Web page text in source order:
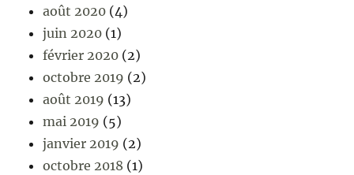
août 2020 (4)
juin 2020 (1)
février 2020 (2)
octobre 2019 (2)
août 2019 (13)
mai 2019 (5)
janvier 2019 (2)
octobre 2018 (1)